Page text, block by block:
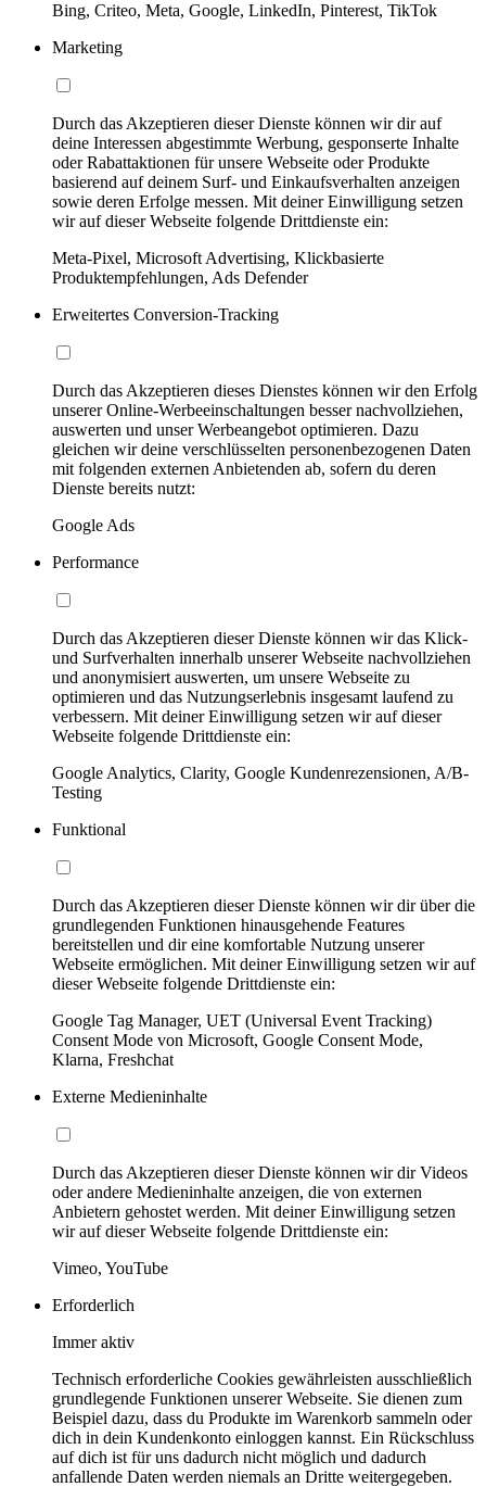
Bing, Criteo, Meta, Google, LinkedIn, Pinterest, TikTok
Marketing
Durch das Akzeptieren dieser Dienste können wir dir auf
deine Interessen abgestimmte Werbung, gesponserte Inhalte
oder Rabattaktionen für unsere Webseite oder Produkte
basierend auf deinem Surf- und Einkaufsverhalten anzeigen
sowie deren Erfolge messen. Mit deiner Einwilligung setzen
wir auf dieser Webseite folgende Drittdienste ein:
Meta-Pixel, Microsoft Advertising, Klickbasierte
Produktempfehlungen, Ads Defender
Erweitertes Conversion-Tracking
Durch das Akzeptieren dieses Dienstes können wir den Erfolg
unserer Online-Werbeeinschaltungen besser nachvollziehen,
auswerten und unser Werbeangebot optimieren. Dazu
gleichen wir deine verschlüsselten personenbezogenen Daten
mit folgenden externen Anbietenden ab, sofern du deren
Dienste bereits nutzt:
Google Ads
Performance
Durch das Akzeptieren dieser Dienste können wir das Klick-
und Surfverhalten innerhalb unserer Webseite nachvollziehen
und anonymisiert auswerten, um unsere Webseite zu
optimieren und das Nutzungserlebnis insgesamt laufend zu
verbessern. Mit deiner Einwilligung setzen wir auf dieser
Webseite folgende Drittdienste ein:
Google Analytics, Clarity, Google Kundenrezensionen, A/B-
Testing
Funktional
Durch das Akzeptieren dieser Dienste können wir dir über die
grundlegenden Funktionen hinausgehende Features
bereitstellen und dir eine komfortable Nutzung unserer
Webseite ermöglichen. Mit deiner Einwilligung setzen wir auf
dieser Webseite folgende Drittdienste ein:
Google Tag Manager, UET (Universal Event Tracking)
Consent Mode von Microsoft, Google Consent Mode,
Klarna, Freshchat
Externe Medieninhalte
Durch das Akzeptieren dieser Dienste können wir dir Videos
oder andere Medieninhalte anzeigen, die von externen
Anbietern gehostet werden. Mit deiner Einwilligung setzen
wir auf dieser Webseite folgende Drittdienste ein:
Vimeo, YouTube
Erforderlich
Immer aktiv
Technisch erforderliche Cookies gewährleisten ausschließlich
grundlegende Funktionen unserer Webseite. Sie dienen zum
Beispiel dazu, dass du Produkte im Warenkorb sammeln oder
dich in dein Kundenkonto einloggen kannst. Ein Rückschluss
auf dich ist für uns dadurch nicht möglich und dadurch
anfallende Daten werden niemals an Dritte weitergegeben.